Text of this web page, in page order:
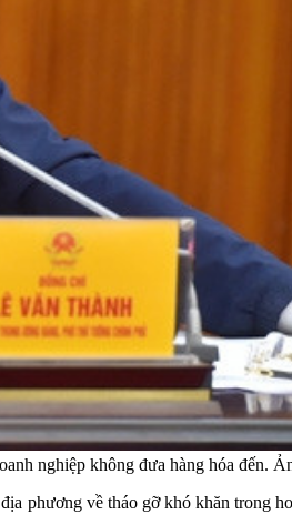
nghiệp không đưa hàng hóa đến.
phương về tháo gỡ khó khăn trong